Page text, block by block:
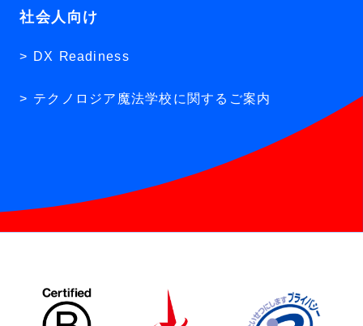
社会人向け
DX Readiness
テクノロジア魔法学校に関するご案内